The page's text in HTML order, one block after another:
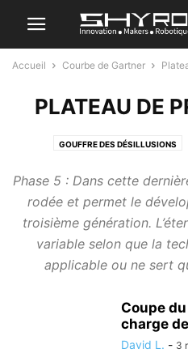
Accueil Courbe de Gartner
PLATEAU DE
GOUFFRE DES DÉSILLUSIONS
Phase 5 : Dans cette
rodée et permet le
troisième génération.
variable selon que la
applicable ou ne sert
Coupe
charge
David L. - 3